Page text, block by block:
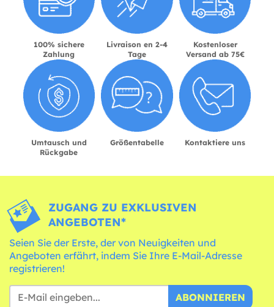
100% sichere
Zahlung
Livraison en 2-4
Tage
Kostenloser
Versand ab 75€
Umtausch und
Rückgabe
Größentabelle Kontaktiere uns
ZUGANG ZU EXKLUSIVEN
ANGEBOTEN*
Seien Sie der Erste, der von Neuigkeiten und
Angeboten erfährt, indem Sie Ihre E-Mail-Adresse
registrieren!
ABONNIEREN